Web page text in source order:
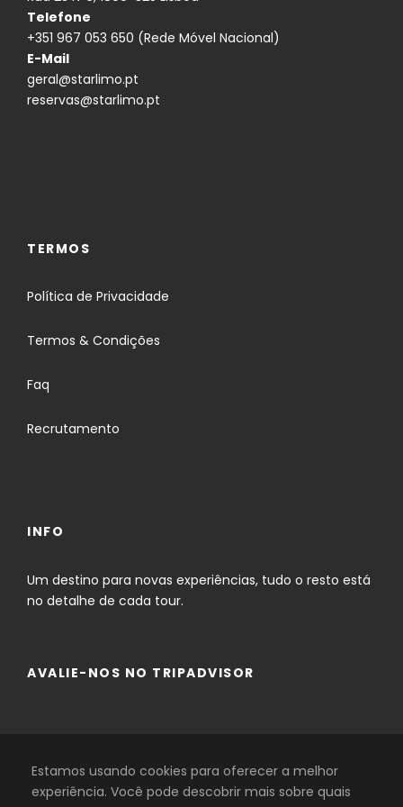
Galeria
Telefone
+351 967 053 650 (Rede Móvel Nacional)
E-Mail
geral@starlimo.pt
reservas@starlimo.pt
TERMOS
Política de Privacidade
Termos & Condições
Faq
Recrutamento
INFO
Um destino para novas experiências, tudo o resto está
no detalhe de cada tour.
AVALIE-NOS NO TRIPADVISOR
Estamos usando cookies para oferecer a melhor
experiência. Você pode descobrir mais sobre quais